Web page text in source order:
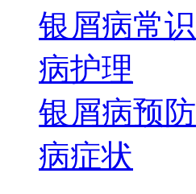
银屑病常识
病护理
银屑病预防
病症状